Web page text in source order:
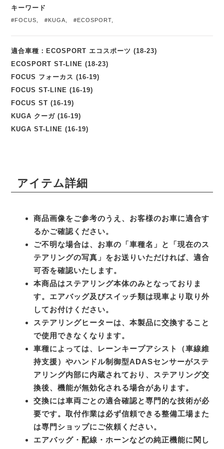
キーワード
#FOCUS ,#KUGA ,#ECOSPORT
適合車種：ECOSPORT エコスポーツ (18-23)
ECOSPORT ST-LINE (18-23)
FOCUS フォーカス (16-19)
FOCUS ST-LINE (16-19)
FOCUS ST (16-19)
KUGA クーガ (16-19)
KUGA ST-LINE (16-19)
アイテム詳細
商品画像をご参考のうえ、お客様のお車に適合す
るかご確認ください。
ご不明な場合は、お車の「車種名」と「現在のス
テアリングの写真」をお送りいただければ、適合
可否を確認いたします。
本商品はステアリング本体のみとなっておりま
す。エアバッグ及びスイッチ類は現車より取り外
してお付けください。
ステアリングヒーターは、本製品に交換すること
で使用できなくなります。
車種によっては、レーンキープアシスト（車線維
持支援）やハンドル制御型ADASセンサーがステ
アリング内部に内蔵されており、ステアリング交
換後、機能が無効化される場合があります。
交換には車両ごとの適合確認と専門的な技術が必
要です。取付作業は必ず信頼できる整備工場また
は専門ショップにご依頼ください。
エアバッグ・配線・ホーンなどの純正機能に関し